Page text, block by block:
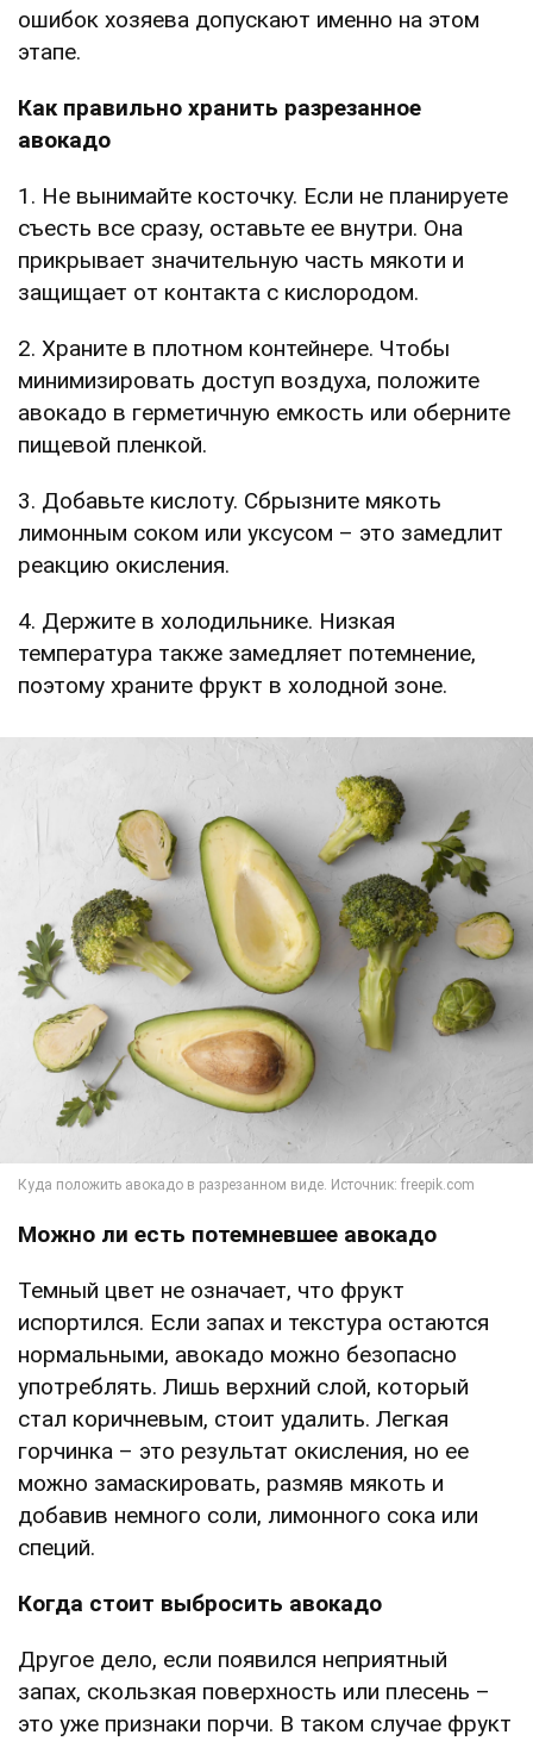
ошибок хозяева допускают именно на этом
этапе.
Как правильно хранить разрезанное
авокадо
1. Не вынимайте косточку. Если не планируете
съесть все сразу, оставьте ее внутри. Она
прикрывает значительную часть мякоти и
защищает от контакта с кислородом.
2. Храните в плотном контейнере. Чтобы
минимизировать доступ воздуха, положите
авокадо в герметичную емкость или оберните
пищевой пленкой.
3. Добавьте кислоту. Сбрызните мякоть
лимонным соком или уксусом – это замедлит
реакцию окисления.
4. Держите в холодильнике. Низкая
температура также замедляет потемнение,
поэтому храните фрукт в холодной зоне.
Можно ли есть потемневшее авокадо
Темный цвет не означает, что фрукт
испортился. Если запах и текстура остаются
нормальными, авокадо можно безопасно
употреблять. Лишь верхний слой, который
стал коричневым, стоит удалить. Легкая
горчинка – это результат окисления, но ее
можно замаскировать, размяв мякоть и
добавив немного соли, лимонного сока или
специй.
Когда стоит выбросить авокадо
Другое дело, если появился неприятный
запах, скользкая поверхность или плесень –
это уже признаки порчи. В таком случае фрукт